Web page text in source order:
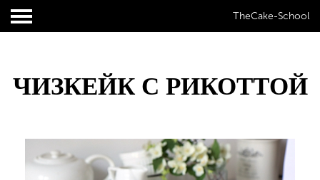
TheCake-School
ЧИЗКЕЙК С РИКОТТОЙ